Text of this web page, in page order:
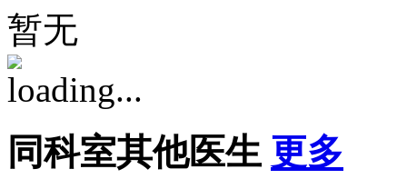
暂无
同科室其他医生 更多